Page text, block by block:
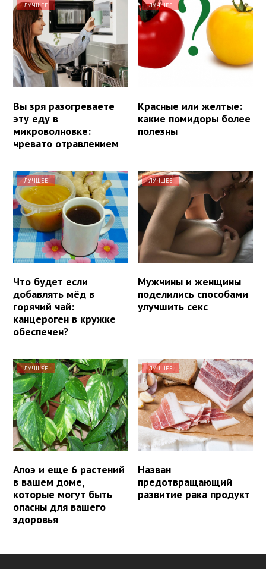
ЛУЧШЕЕ
Вы зря разогреваете
эту еду в
микроволновке:
чревато отравлением
ЛУЧШЕЕ
Красные или желтые:
какие помидоры более
полезны
ЛУЧШЕЕ
Что будет если
добавлять мёд в
горячий чай:
канцероген в кружке
обеспечен?
ЛУЧШЕЕ
Мужчины и женщины
поделились способами
улучшить секс
ЛУЧШЕЕ
Алоэ и еще 6 растений
в вашем доме,
которые могут быть
опасны для вашего
здоровья
ЛУЧШЕЕ
Назван
предотвращающий
развитие рака продукт